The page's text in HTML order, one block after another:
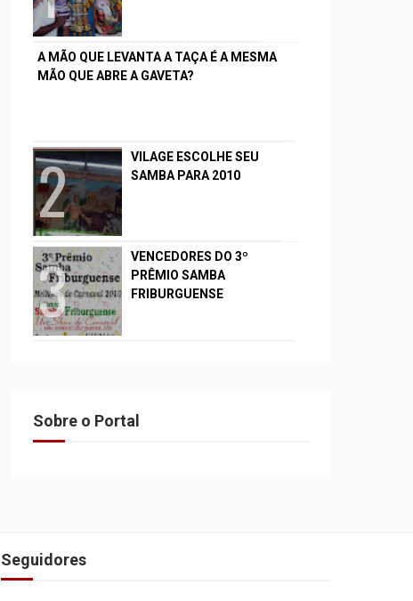
A MÃO QUE LEVANTA A TAÇA É A MESMA
MÃO QUE ABRE A GAVETA?
VILAGE ESCOLHE SEU
SAMBA PARA 2010
VENCEDORES DO 3º
PRÊMIO SAMBA
FRIBURGUENSE
Sobre o Portal
Seguidores